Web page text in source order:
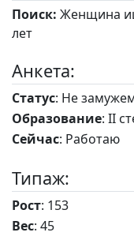
Поиск: Женщина
лет
Анкета:
Статус: Не
Образование: II
Сейчас: Работаю
Типаж:
Рост: 153
Вес: 45